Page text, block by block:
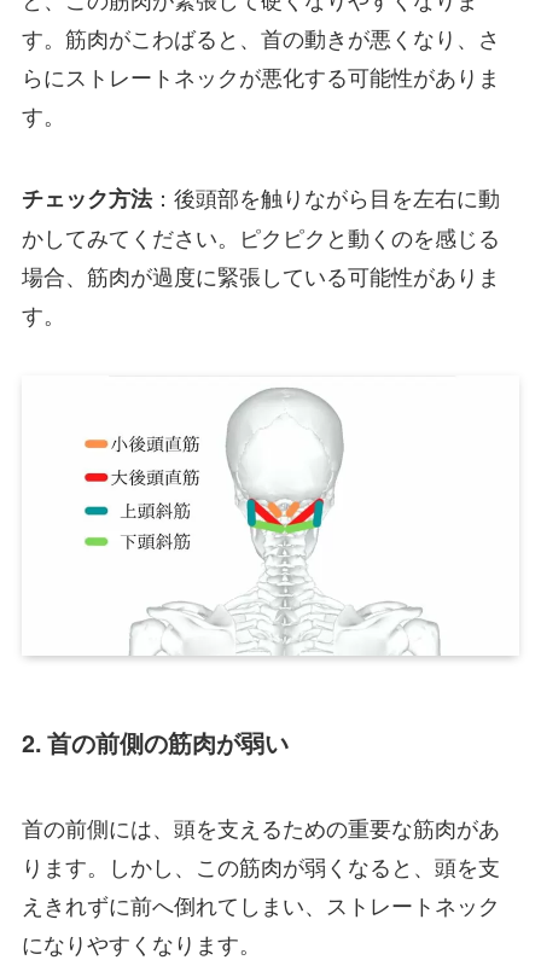
す。筋肉がこわばると、首の動きが悪くなり、さ
らにストレートネックが悪化する可能性がありま
す。
チェック方法：後頭部を触りながら目を左右に動
かしてみてください。ピクピクと動くのを感じる
場合、筋肉が過度に緊張している可能性がありま
す。
2. 首の前側の筋肉が弱い
首の前側には、頭を支えるための重要な筋肉があ
ります。しかし、この筋肉が弱くなると、頭を支
えきれずに前へ倒れてしまい、ストレートネック
になりやすくなります。